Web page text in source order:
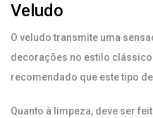
Veludo
O veludo transmite uma
decorações no estilo
recomendado que este tipo
Quanto à limpeza, deve ser